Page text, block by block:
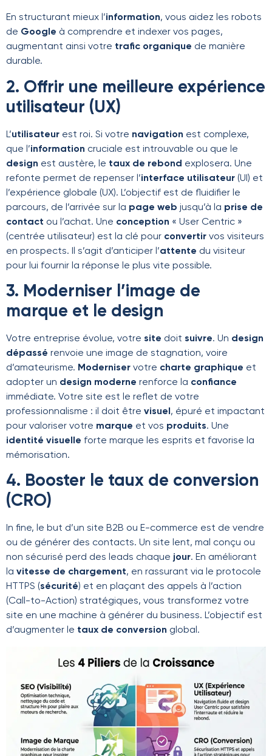
En structurant mieux l’information, vous aidez les robots
de Google à comprendre et indexer vos pages,
augmentant ainsi votre trafic organique de manière
durable.
2. Offrir une meilleure expérience
utilisateur (UX)
L’utilisateur est roi. Si votre navigation est complexe,
que l’information cruciale est introuvable ou que le
design est austère, le taux de rebond explosera. Une
refonte permet de repenser l’interface utilisateur (UI) et
l’expérience globale (UX). L’objectif est de fluidifier le
parcours, de l’arrivée sur la page web jusqu’à la prise de
contact ou l’achat. Une conception « User Centric »
(centrée utilisateur) est la clé pour convertir vos visiteurs
en prospects. Il s’agit d’anticiper l’attente du visiteur
pour lui fournir la réponse le plus vite possible.
3. Moderniser l’image de
marque et le design
Votre entreprise évolue, votre site doit suivre. Un design
dépassé renvoie une image de stagnation, voire
d’amateurisme. Moderniser votre charte graphique et
adopter un design moderne renforce la confiance
immédiate. Votre site est le reflet de votre
professionnalisme : il doit être visuel , épuré et impactant
pour valoriser votre marque et vos produits. Une
identité visuelle forte marque les esprits et favorise la
mémorisation.
4. Booster le taux de conversion
(CRO)
In fine, le but d’un site B2B ou E-commerce est de vendre
ou de générer des contacts. Un site lent, mal conçu ou
non sécurisé perd des leads chaque jour. En améliorant
la vitesse de chargement, en rassurant via le protocole
HTTPS (sécurité) et en plaçant des appels à l’action
(Call-to-Action) stratégiques, vous transformez votre
site en une machine à générer du business. L’objectif est
d’augmenter le taux de conversion global.